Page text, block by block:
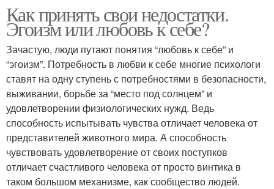
Как принять свои недостатки.
Эгоизм или любовь к себе?
Зачастую, люди путают понятия “любовь к себе” и
“эгоизм”. Потребность в любви к себе многие психологи
ставят на одну ступень с потребностями в безопасности,
выживании, борьбе за “место под солнцем” и
удовлетворении физиологических нужд. Ведь
способность испытывать чувства отличает человека от
представителей животного мира. А способность
чувствовать удовлетворение от своих поступков
отличает счастливого человека от просто винтика в
таком большом механизме, как сообщество людей.